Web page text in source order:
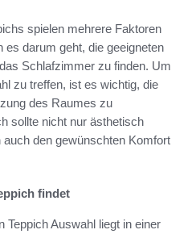
spielen mehrere Faktoren
es darum geht, die geeigneten
Schlafzimmer zu finden. Um
zu treffen, ist es wichtig, die
des Raumes zu
sollte nicht nur ästhetisch
den gewünschten Komfort
findet
Teppich Auswahl liegt in einer